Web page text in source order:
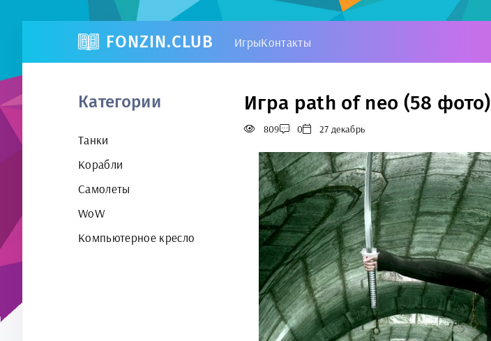
FONZIN.CLUB ИгрыКонтакты
Категории
Танки
Корабли
Самолеты
WoW
Компьютерное кресло
Игра path of neo (58 фото)
809 0 27 декабрь